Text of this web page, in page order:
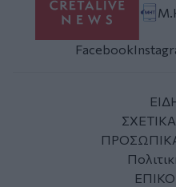
Facebook